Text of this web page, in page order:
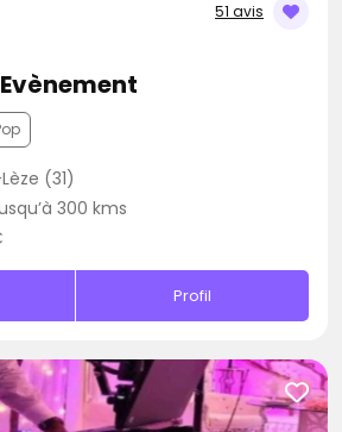
51 avis
(31)
300 kms
Profil